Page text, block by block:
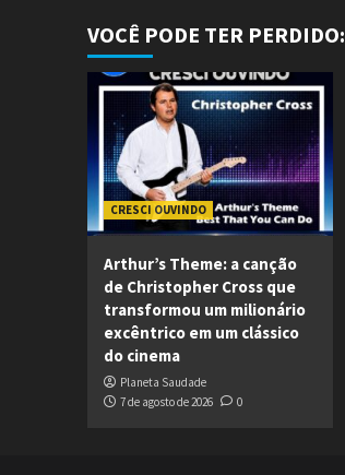
VOCÊ PODE TER PERDIDO:
CRESCI OUVINDO
Arthur’s Theme: a canção
de Christopher Cross que
transformou um milionário
excêntrico em um clássico
do cinema
Planeta Saudade
7 de agosto de 2026
0